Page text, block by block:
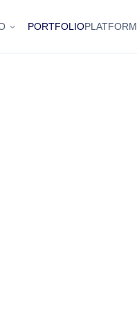
PORTFOLIOPLATFORM